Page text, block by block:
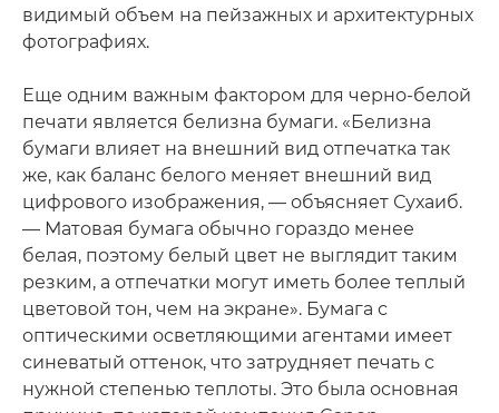
видимый объем на пейзажных и архитектурных
фотографиях.
Еще одним важным фактором для черно-белой
печати является белизна бумаги. «Белизна
бумаги влияет на внешний вид отпечатка так
же, как баланс белого меняет внешний вид
цифрового изображения, — объясняет Сухаиб.
— Матовая бумага обычно гораздо менее
белая, поэтому белый цвет не выглядит таким
резким, а отпечатки могут иметь более теплый
цветовой тон, чем на экране». Бумага с
оптическими осветляющими агентами имеет
синеватый оттенок, что затрудняет печать с
нужной степенью теплоты. Это была основная